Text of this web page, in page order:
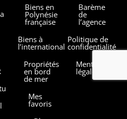
Biens en
Polynésie
française
Biens à
l’international
Propriétés
en bord
de mer
Mes
favoris
Barème
de
l’agence
Politique de
confidentialité
Mentions
légales